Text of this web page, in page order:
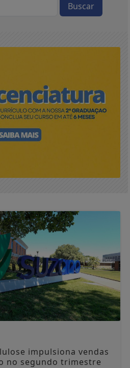
Buscar
impulsiona vendas
no segundo trimestre